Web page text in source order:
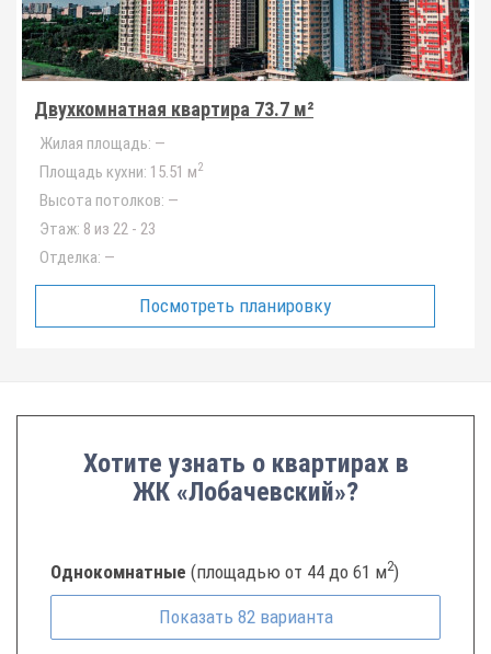
Двухкомнатная квартира 73.7 м²
Жилая площадь: —
Площадь кухни: 15.51 м2
Высота потолков: —
Этаж: 8 из 22 - 23
Отделка: —
Посмотреть планировку
Хотите узнать о квартирах в
ЖК «Лобачевский»?
Однокомнатные (площадью от 44 до 61 м2)
Показать 82 варианта